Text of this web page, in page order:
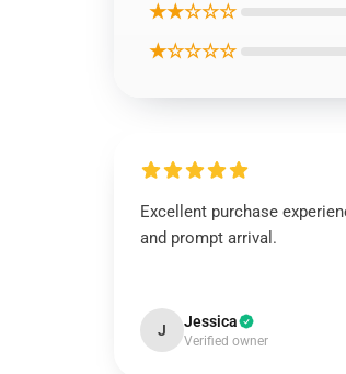
★★☆☆☆
★☆☆☆☆
Excellent purchase
and prompt arrival.
J Jessica
Verified owner